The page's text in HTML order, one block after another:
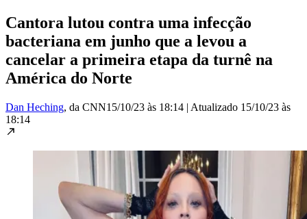
Cantora lutou contra uma infecção
bacteriana em junho que a levou a
cancelar a primeira etapa da turnê na
América do Norte
Dan Heching, da CNN15/10/23 às 18:14 | Atualizado 15/10/23 às
18:14